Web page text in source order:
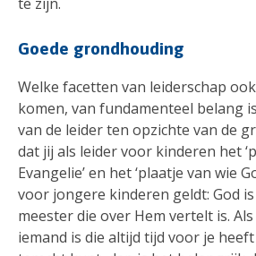
Goede grondhouding
Welke facetten van leiderschap
komen, van fundamenteel belang
van de leider ten opzichte van de
dat jij als leider voor kinderen het
Evangelie’ en het ‘plaatje van wie
voor jongere kinderen geldt: God
meester die over Hem vertelt is.
iemand is die altijd tijd voor je